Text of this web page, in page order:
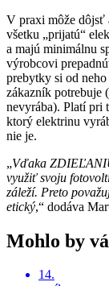
V praxi môže dôjsť
všetku „prijatú“
a majú minimálnu
výrobcovi
prebytky si od
zákazník potrebuje
nevyrába). Platí pri
ktorý elektrinu
nie je.
„Vďaka
využiť svoju
záleží. Preto
etický,“ dodáva
Mohlo by
14.